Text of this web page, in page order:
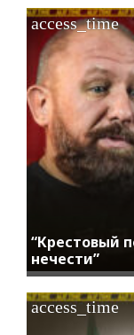
“Крестовый
нечести”
access_time
access_time